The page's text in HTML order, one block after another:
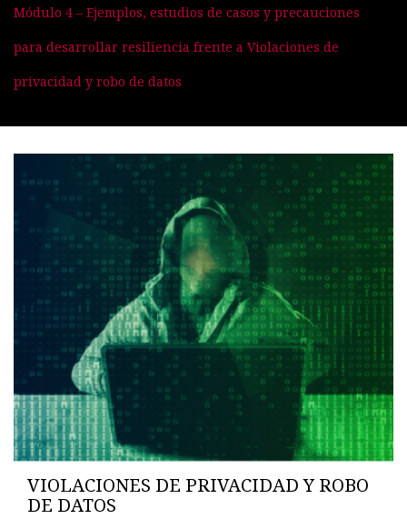
Módulo 4 – Ejemplos, estudios de casos y precauciones
para desarrollar resiliencia frente a Violaciones de
privacidad y robo de datos
VIOLACIONES DE PRIVACIDAD Y ROBO
DE DATOS